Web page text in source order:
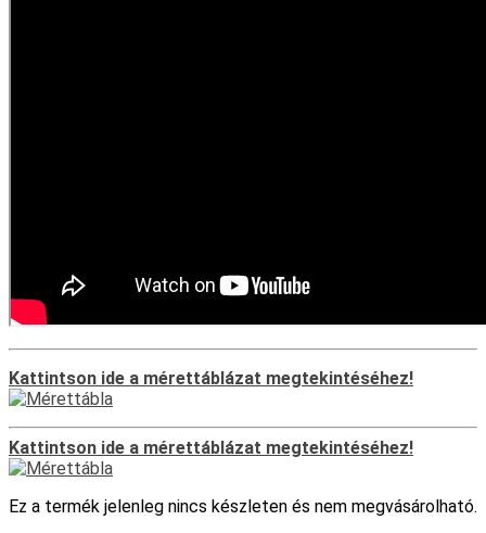
Kattintson ide a mérettáblázat megtekintéséhez!
Kattintson ide a mérettáblázat megtekintéséhez!
Ez a termék jelenleg nincs készleten és nem megvásárolható.